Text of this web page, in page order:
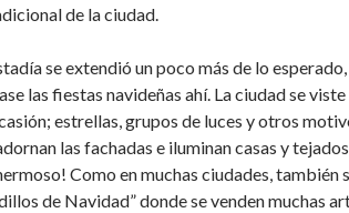
de la ciudad.
se extendió un poco más de lo
las fiestas navideñas ahí. La ciudad se
estrellas, grupos de luces y otros
las fachadas e iluminan casas y
Como en muchas ciudades, también
de Navidad” donde se venden muchas